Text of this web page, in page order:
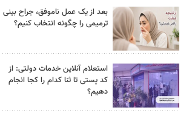
بعد از یک عمل ناموفق، جراح بینی
ترمیمی را چگونه انتخاب کنیم؟
استعلام آنلاین خدمات دولتی: از
کد پستی تا ثنا کدام را کجا انجام
دهیم؟